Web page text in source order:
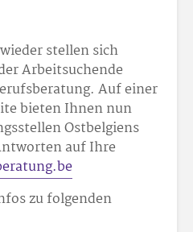
stellen sich
Arbeitsuchende
Auf einer
bieten Ihnen nun
Ostbelgiens
auf Ihre
zu folgenden